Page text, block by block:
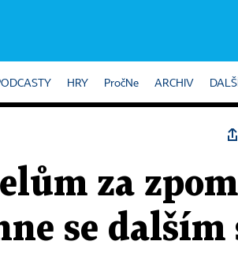
HRY PročNe ARCHIV DALŠÍ
za
se dalším